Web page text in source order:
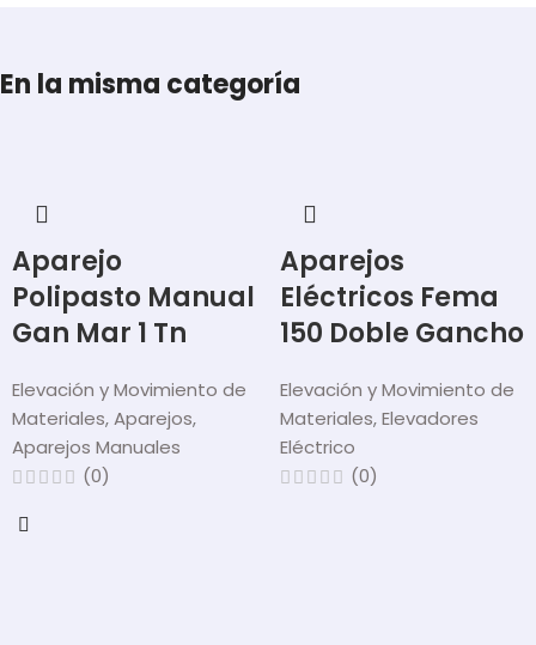
En la misma categoría
Aparejo
Polipasto Manual
Gan Mar 1 Tn
Elevación y Movimiento de
Materiales,Aparejos,
Aparejos Manuales
(0)
Aparejos
Eléctricos Fema
150 Doble Gancho
Elevación y Movimiento de
Materiales,Elevadores
Eléctrico
(0)